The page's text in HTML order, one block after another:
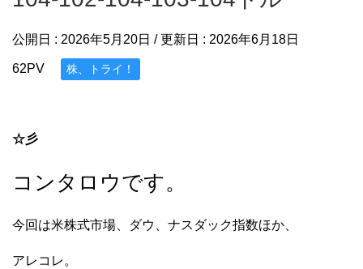
公開日 : 2026年5月20日 / 更新日 : 2026年6月18日
62PV 株、トライ！
☆彡
コンタロウです。
今回は米株式市場、ダウ、ナスダック指数ほか、
アレコレ。